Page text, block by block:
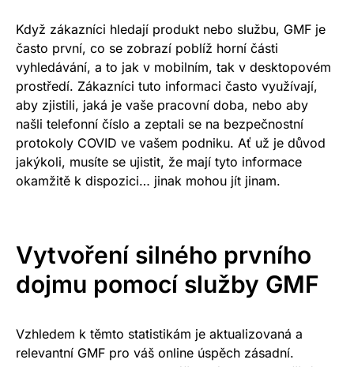
Když zákazníci hledají produkt nebo službu, GMF je
často první, co se zobrazí poblíž horní části
vyhledávání, a to jak v mobilním, tak v desktopovém
prostředí. Zákazníci tuto informaci často využívají,
aby zjistili, jaká je vaše pracovní doba, nebo aby
našli telefonní číslo a zeptali se na bezpečnostní
protokoly COVID ve vašem podniku. Ať už je důvod
jakýkoli, musíte se ujistit, že mají tyto informace
okamžitě k dispozici… jinak mohou jít jinam.
Vytvoření silného prvního
dojmu pomocí služby GMF
Vzhledem k těmto statistikám je aktualizovaná a
relevantní GMF pro váš online úspěch zásadní.